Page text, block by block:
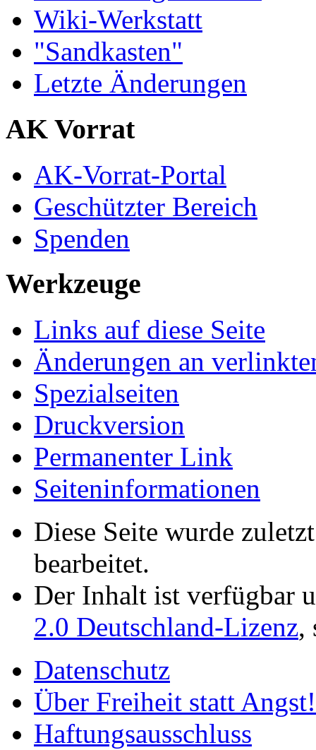
Wiki-Werkstatt
"Sandkasten"
Letzte Änderungen
AK Vorrat
AK-Vorrat-Portal
Geschützter Bereich
Spenden
Werkzeuge
Links auf diese Seite
Änderungen an
Spezialseiten
Druckversion
Permanenter Link
Seiten­­informationen
Diese Seite wurde
bearbeitet.
Der Inhalt ist verfügbar
2.0 Deutschland-Lizenz,
Datenschutz
Über Freiheit statt Angst!
Haftungsausschluss